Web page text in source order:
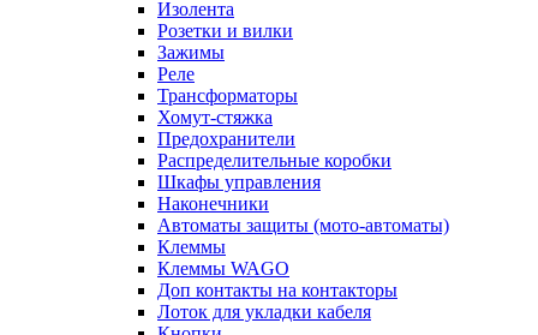
Изолента
Розетки и вилки
Зажимы
Реле
Трансформаторы
Хомут-стяжка
Предохранители
Распределительные коробки
Шкафы управления
Наконечники
Автоматы защиты (мото-автоматы)
Клеммы
Клеммы WAGO
Доп контакты на контакторы
Лоток для укладки кабеля